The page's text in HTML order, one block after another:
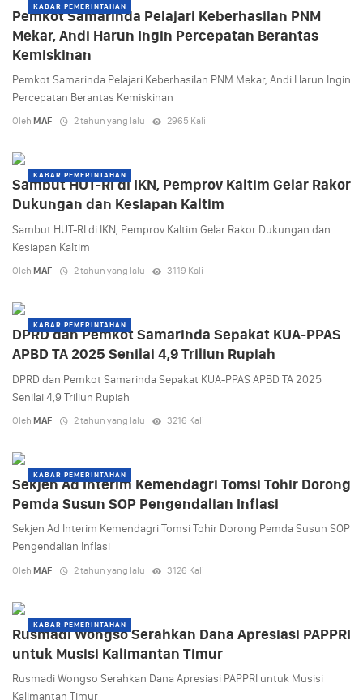
KABAR PEMERINTAHAN
Pemkot Samarinda Pelajari Keberhasilan PNM
Mekar, Andi Harun Ingin Percepatan Berantas
Kemiskinan
Pemkot Samarinda Pelajari Keberhasilan PNM Mekar, Andi Harun Ingin
Percepatan Berantas Kemiskinan
Oleh MAF 2 tahun yang lalu 2965 Kali
KABAR PEMERINTAHAN
Sambut HUT-RI di IKN, Pemprov Kaltim Gelar Rakor
Dukungan dan Kesiapan Kaltim
Sambut HUT-RI di IKN, Pemprov Kaltim Gelar Rakor Dukungan dan
Kesiapan Kaltim
Oleh MAF 2 tahun yang lalu 3119 Kali
KABAR PEMERINTAHAN
DPRD dan Pemkot Samarinda Sepakat KUA-PPAS
APBD TA 2025 Senilai 4,9 Triliun Rupiah
DPRD dan Pemkot Samarinda Sepakat KUA-PPAS APBD TA 2025
Senilai 4,9 Triliun Rupiah
Oleh MAF 2 tahun yang lalu 3216 Kali
KABAR PEMERINTAHAN
Sekjen Ad Interim Kemendagri Tomsi Tohir Dorong
Pemda Susun SOP Pengendalian Inflasi
Sekjen Ad Interim Kemendagri Tomsi Tohir Dorong Pemda Susun SOP
Pengendalian Inflasi
Oleh MAF 2 tahun yang lalu 3126 Kali
KABAR PEMERINTAHAN
Rusmadi Wongso Serahkan Dana Apresiasi PAPPRI
untuk Musisi Kalimantan Timur
Rusmadi Wongso Serahkan Dana Apresiasi PAPPRI untuk Musisi
Kalimantan Timur